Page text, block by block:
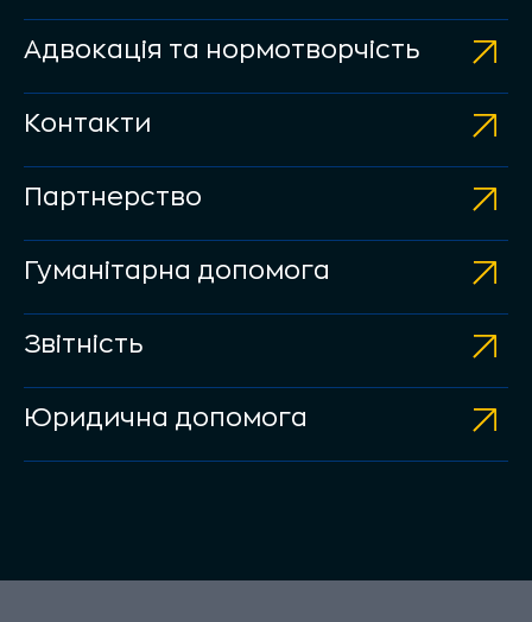
Адвокація та нормотворчість
Контакти
Партнерство
Гуманітарна допомога
Звітність
Юридична допомога